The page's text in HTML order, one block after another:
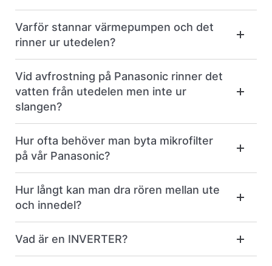
Varför stannar värmepumpen och det
rinner ur utedelen?
Vid avfrostning på Panasonic rinner det
vatten från utedelen men inte ur
slangen?
Hur ofta behöver man byta mikrofilter
på vår Panasonic?
Hur långt kan man dra rören mellan ute
och innedel?
Vad är en INVERTER?